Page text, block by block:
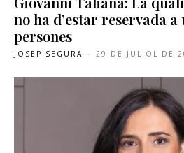
no ha d’estar reservada
persones
JOSEP SEGURA - 29 DE JULIOL DE